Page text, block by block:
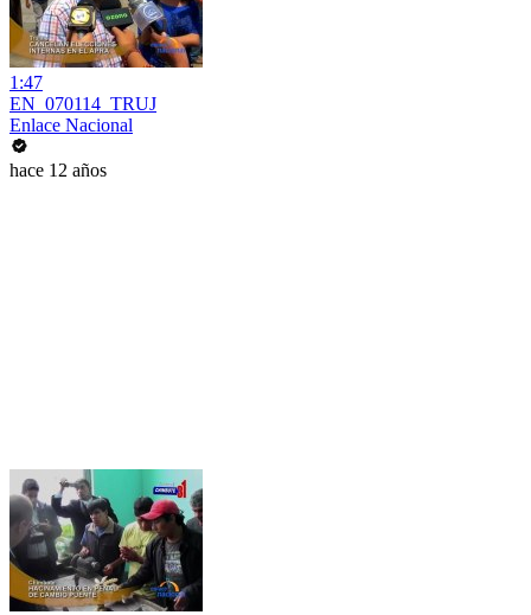
1:47
EN_070114_TRUJ
Enlace Nacional
hace 12 años